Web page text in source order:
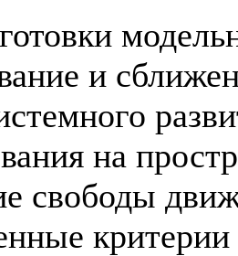
и
на
свободы